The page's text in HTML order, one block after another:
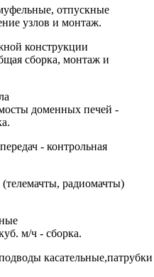
отпускные
узлов и монтаж.
конструкции
сборка, монтаж и
доменных печей -
- контрольная
радиомачты)
м/ч - сборка.
касательные,патрубки